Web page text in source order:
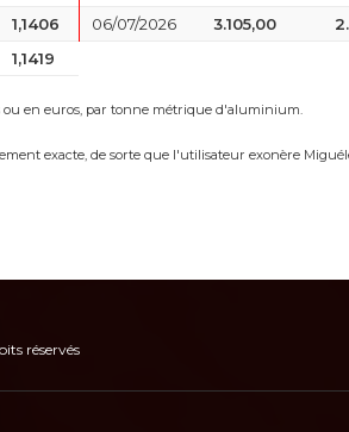
1,1406 06/07/2026 3.105,00
1,1419
ou en euros, par tonne métrique d'aluminium.
exacte, de sorte que l'utilisateur exonère
réservés